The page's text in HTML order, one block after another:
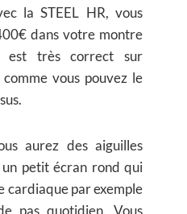
la STEEL HR, vous
dans votre montre
est très correct sur
vous pouvez le
aurez des aiguilles
un petit écran rond qui
par exemple
pas quotidien. Vous